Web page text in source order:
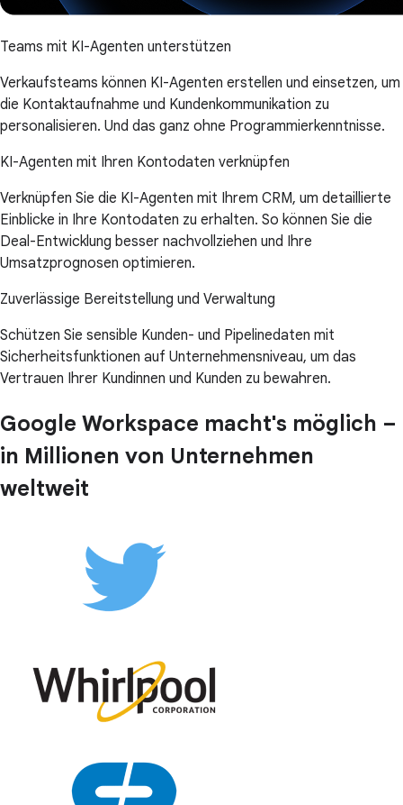
Teams mit KI-Agenten unterstützen
Verkaufsteams können KI-Agenten erstellen und einsetzen, um
die Kontaktaufnahme und Kundenkommunikation zu
personalisieren. Und das ganz ohne Programmierkenntnisse.
KI-Agenten mit Ihren Kontodaten verknüpfen
Verknüpfen Sie die KI-Agenten mit Ihrem CRM, um detaillierte
Einblicke in Ihre Kontodaten zu erhalten. So können Sie die
Deal-Entwicklung besser nachvollziehen und Ihre
Umsatzprognosen optimieren.
Zuverlässige Bereitstellung und Verwaltung
Schützen Sie sensible Kunden- und Pipelinedaten mit
Sicherheitsfunktionen auf Unternehmensniveau, um das
Vertrauen Ihrer Kundinnen und Kunden zu bewahren.
Google Workspace macht's möglich –
in Millionen von Unternehmen
weltweit